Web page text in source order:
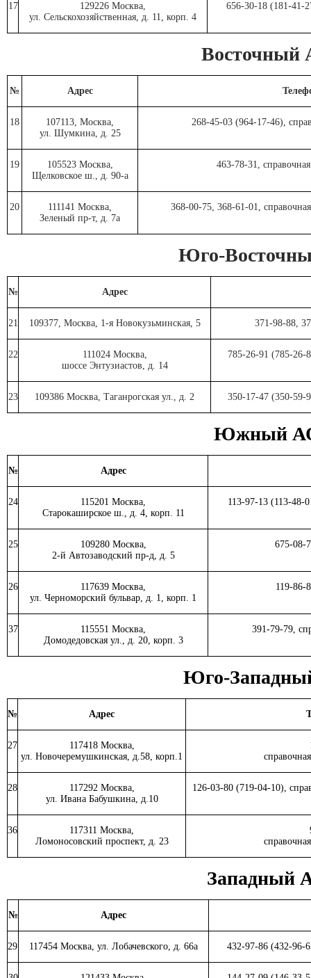
17
129226 Москва,
ул. Сельскохозяйственная, д. 11, корп. 4
656-30-18 (181-41-
Восточный
№ Адрес
18
107113, Москва,
ул. Шумкина, д. 25
268-45-03 (964-17-46),
19
105523 Москва,
Щелковское ш., д. 90-а
463-78-31,
20
111141 Москва,
Зеленый пр-т, д. 7а
368-00-75, 368-61-01,
Юго-
№ Адрес
21 109377, Москва, 1-я Новокузьминская, 5 371-98-88,
22
111024 Москва,
шоссе Энтузиастов, д. 14
785-26-91 (785-26-
23 109386 Москва, Таганрогская ул., д. 2 350-17-47 (350-59-
Южный
№ Адрес
24
115201 Москва,
Старокаширское ш., д. 4, корп. 11
113-97-13 (113-48-
25
109280 Москва,
2-й Автозаводский пр-д, д. 5
675-08-
26
117639 Москва,
ул. Черноморский бульвар, д. 1, корп. 1
119-86-
37
115551 Москва,
Домодедовская ул., д. 20, корп. 3
391-79-79,
Юго-
№ Адрес
27
117418 Москва,
ул. Новочеремушкинская, д.58, корп.1
28
117292 Москва,
ул. Ивана Бабушкина, д.10
126-03-80 (719-04-10),
36
117311 Москва,
Ломоносовский проспект, д. 23
Западный
№ Адрес
29 117454 Москва, ул. Лобачевского, д. 66а 432-97-86 (432-96-